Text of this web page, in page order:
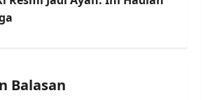
Balasan